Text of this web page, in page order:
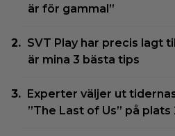
är för gammal”
SVT Play har precis lagt
är mina 3 bästa tips
Experter väljer ut
”The Last of Us” på plats